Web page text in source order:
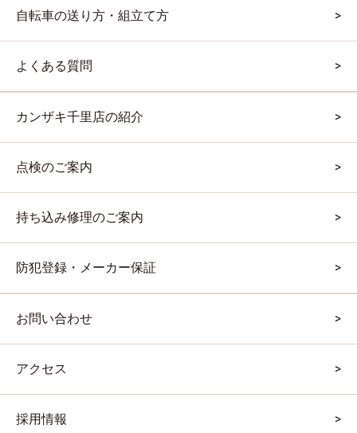
自転車の送り方・組立て方
よくある質問
カンザキ千里店の紹介
点検のご案内
持ち込み修理のご案内
防犯登録・メーカー保証
お問い合わせ
アクセス
採用情報